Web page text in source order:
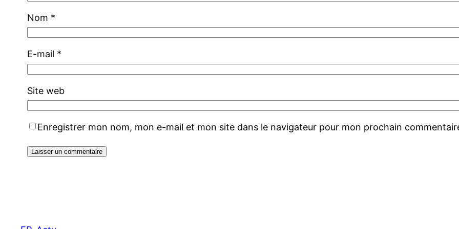
Nom *
E-mail *
Site web
Enregistrer mon nom, mon e-mail et mon site dans le navigateur pour mon prochain